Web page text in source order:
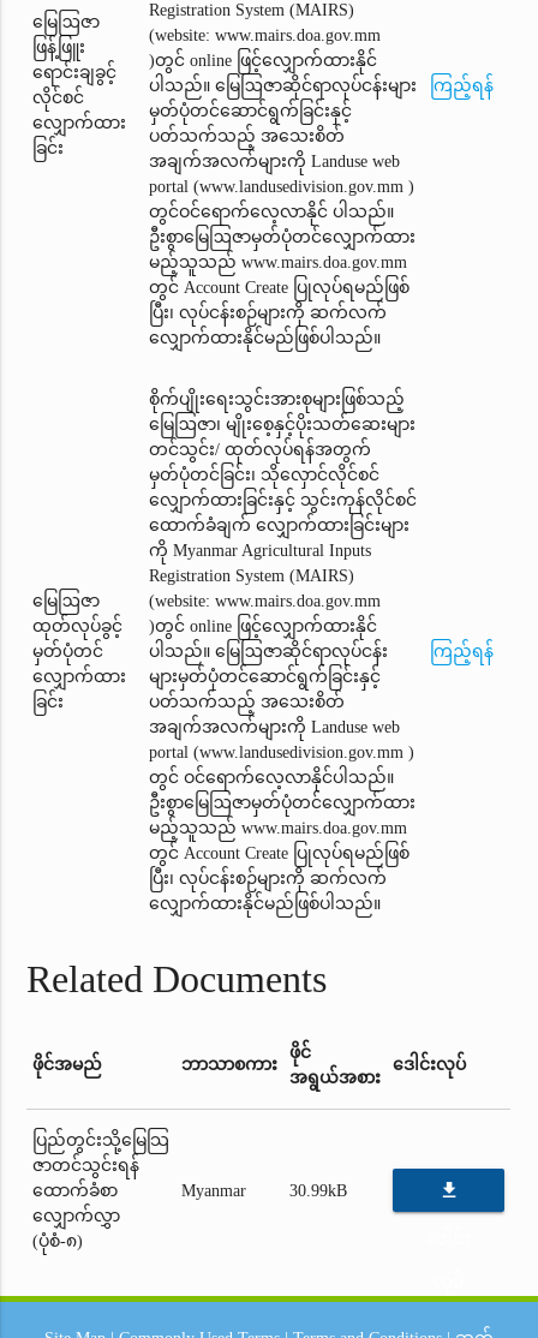
မြေဩဇာ
ဖြန့်ဖြူး
ရောင်းချခွင့်
လိုင်စင်
လျှောက်ထား
ခြင်း
Registration System (MAIRS)
(website: www.mairs.doa.gov.mm
)တွင် online ဖြင့်လျှောက်ထားနိုင်
ပါသည်။ မြေဩဇာဆိုင်ရာလုပ်ငန်းများ
မှတ်ပုံတင်ဆောင်ရွက်ခြင်းနှင့်
ပတ်သက်သည့် အသေးစိတ်
အချက်အလက်များကို Landuse web
portal (www.landusedivision.gov.mm )
တွင်ဝင်ရောက်လေ့လာနိုင် ပါသည်။
ဦးစွာမြေဩဇာမှတ်ပုံတင်‌လျှောက်ထား
မည့်သူသည် www.mairs.doa.gov.mm
တွင် Account Create ပြုလုပ်ရမည်ဖြစ်
ပြီး၊ လုပ်ငန်းစဉ်များကို ဆက်လက်
လျှောက်ထားနိုင်မည်ဖြစ်ပါသည်။
ကြည့်ရန်
မြေဩဇာ
ထုတ်လုပ်ခွင့်
မှတ်ပုံတင်
လျှောက်ထား
ခြင်း
စိုက်ပျိုးရေးသွင်းအားစုများဖြစ်သည့်
မြေဩဇာ၊ မျိုးစေ့နှင့်ပိုးသတ်ဆေးများ
တင်သွင်း/ ထုတ်လုပ်ရန်အတွက်
မှတ်ပုံတင်ခြင်း၊ သိုလှောင်လိုင်စင်
လျှောက်ထားခြင်းနှင့် သွင်းကုန်လိုင်စင်
ထောက်ခံချက်‌ လျှောက်ထားခြင်းများ
ကို Myanmar Agricultural Inputs
Registration System (MAIRS)
(website: www.mairs.doa.gov.mm
)တွင် online ဖြင့်လျှောက်ထားနိုင်
ပါသည်။ မြေဩဇာဆိုင်ရာလုပ်ငန်း
များမှတ်ပုံတင်ဆောင်ရွက်ခြင်းနှင့်
ပတ်သက်သည့် အသေးစိတ်
အချက်အလက်များကို Landuse web
portal (www.landusedivision.gov.mm )
တွင် ဝင်ရောက်လေ့လာနိုင်ပါသည်။
ဦးစွာမြေဩဇာမှတ်ပုံတင်‌လျှောက်ထား
မည့်သူသည် www.mairs.doa.gov.mm
တွင် Account Create ပြုလုပ်ရမည်ဖြစ်
ပြီး၊ လုပ်ငန်းစဉ်များကို ဆက်လက်
လျှောက်ထားနိုင်မည်ဖြစ်ပါသည်။
ကြည့်ရန်
Related Documents
ဖိုင်အမည် ဘာသာစကား
ဖိုင်
အရွယ်အစား
ဒေါင်းလုပ်
ပြည်တွင်းသို့မြေသြ
ဇာတင်သွင်းရန်
ထောက်ခံစာ
လျှောက်လွှာ
(ပုံစံ-၈)
Myanmar 30.99kB file_download